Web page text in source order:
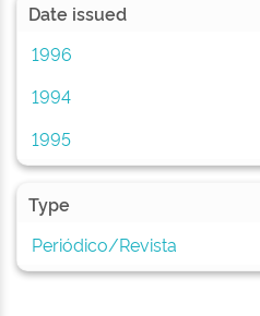
Date issued
1996
1994
1995
Type
Periódico/Revista